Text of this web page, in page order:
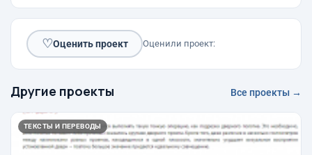
♡Оценить проект Оценили проект:
Другие проекты Все проекты →
ТЕКСТЫ И ПЕРЕВОДЫ